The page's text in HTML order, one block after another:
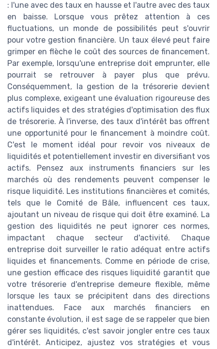
: l'une avec des taux en hausse et l'autre avec des taux
en baisse. Lorsque vous prêtez attention à ces
fluctuations, un monde de possibilités peut s'ouvrir
pour votre gestion financière. Un taux élevé peut faire
grimper en flèche le coût des sources de financement.
Par exemple, lorsqu'une entreprise doit emprunter, elle
pourrait se retrouver à payer plus que prévu.
Conséquemment, la gestion de la trésorerie devient
plus complexe, exigeant une évaluation rigoureuse des
actifs liquides et des stratégies d'optimisation des flux
de trésorerie. À l'inverse, des taux d'intérêt bas offrent
une opportunité pour le financement à moindre coût.
C'est le moment idéal pour revoir vos niveaux de
liquidités et potentiellement investir en diversifiant vos
actifs. Pensez aux instruments financiers sur les
marchés où des rendements peuvent compenser le
risque liquidité. Les institutions financières et comités,
tels que le Comité de Bâle, influencent ces taux,
ajoutant un niveau de risque qui doit être examiné. La
gestion des liquidités ne peut ignorer ces normes,
impactant chaque secteur d'activité. Chaque
entreprise doit surveiller le ratio adéquat entre actifs
liquides et financements. Comme en période de crise,
une gestion efficace des risques liquidité garantit que
votre trésorerie d'entreprise demeure flexible, même
lorsque les taux se précipitent dans des directions
inattendues. Face aux marchés financiers en
constante évolution, il est sage de se rappeler que bien
gérer ses liquidités, c'est savoir jongler entre ces taux
d'intérêt. Anticipez, ajustez vos stratégies et vous